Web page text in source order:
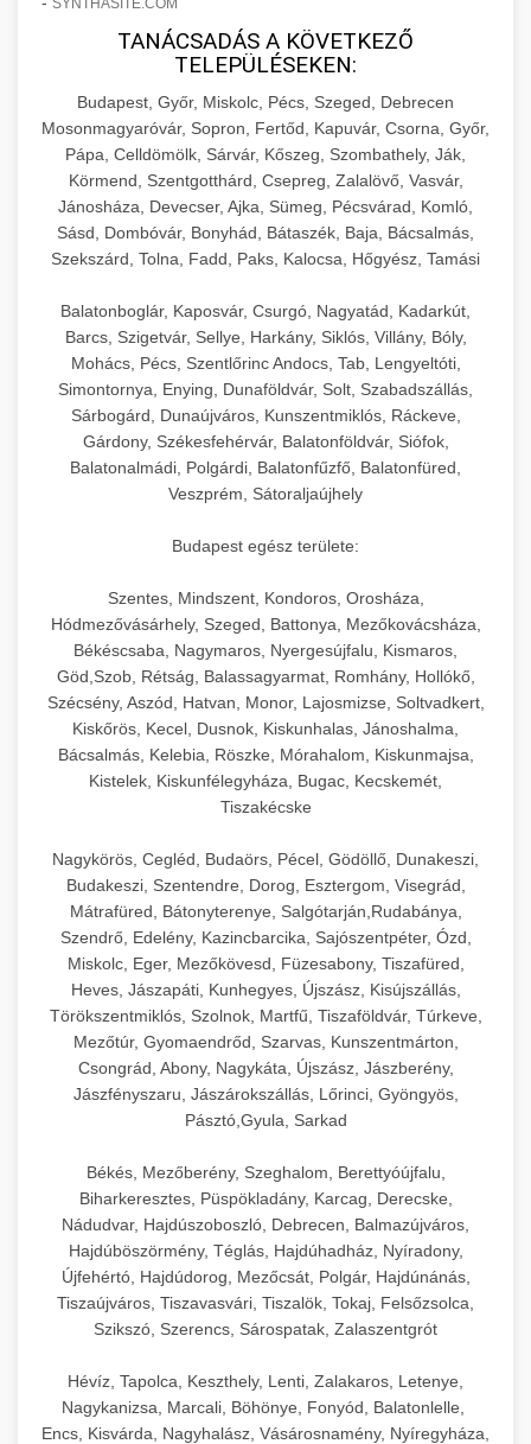
hőmérséklet-szabályozással.
chef-iparikonyhagepek.hu
kereskedelmi sütősütő
Professzionális hűtőegységek és hűtőkamrák
kereskedelmi konyhák számára.
Energiahatékony hűtési megoldások nagy
kapacitással.
chef-iparikonyhagepek.hu
kereskedelmi hűtőegység
💧 26. Ipari Mosogatógép
Kereskedelmi mosogatóberendezések nagy
forgalmú éttermi műveletekhez. Gyors tisztítási
ciklusok fertőtlenítési képességekkel.
chef-iparikonyhagepek.hu
kereskedelmi mosogatógép
🧀 27. Ipari Sajtreszelő Gép +
Ipari sajtreszelők és aprítógépek kereskedelmi
élelmiszer-előkészítéshez. Különböző reszelési
méretek különböző alkalmazásokhoz.
chef-iparikonyhagepek.hu
kereskedelmi sajtreszelő
🍳 28. Nagykonyhai
+
Teljes körű nagykonyhai berendezések és
professzionális vendéglátóipari kellékek.
Minden, ami szükséges éttermi és catering
műveletekhez.
chef-iparikonyhagepek.hu
SYNTHASITE.COM
TANÁCSADÁS A KÖVETKEZŐ
TELEPÜLÉSEKEN:
Budapest, Győr, Miskolc, Pécs, Szeged, Debrecen
Mosonmagyaróvár, Sopron, Fertőd, Kapuvár, Csorna, Győr,
Pápa, Celldömölk, Sárvár, Kőszeg, Szombathely, Ják,
Körmend, Szentgotthárd, Csepreg, Zalalövő, Vasvár,
Jánosháza, Devecser, Ajka, Sümeg, Pécsvárad, Komló,
Sásd, Dombóvár, Bonyhád, Bátaszék, Baja, Bácsalmás,
Szekszárd, Tolna, Fadd, Paks, Kalocsa, Hőgyész, Tamási
Balatonboglár, Kaposvár, Csurgó, Nagyatád, Kadarkút,
Barcs, Szigetvár, Sellye, Harkány, Siklós, Villány, Bóly,
Mohács, Pécs, Szentlőrinc Andocs, Tab, Lengyeltóti,
Simontornya, Enying, Dunaföldvár, Solt, Szabadszállás,
Sárbogárd, Dunaújváros, Kunszentmiklós, Ráckeve,
Gárdony, Székesfehérvár, Balatonföldvár, Siófok,
Balatonalmádi, Polgárdi, Balatonfűzfő, Balatonfüred,
Veszprém, Sátoraljaújhely
Budapest egész területe:
Szentes, Mindszent, Kondoros, Orosháza,
Hódmezővásárhely, Szeged, Battonya, Mezőkovácsháza,
Békéscsaba, Nagymaros, Nyergesújfalu, Kismaros,
Göd,Szob, Rétság, Balassagyarmat, Romhány, Hollókő,
Szécsény, Aszód, Hatvan, Monor, Lajosmizse, Soltvadkert,
Kiskőrös, Kecel, Dusnok, Kiskunhalas, Jánoshalma,
Bácsalmás, Kelebia, Röszke, Mórahalom, Kiskunmajsa,
Kistelek, Kiskunfélegyháza, Bugac, Kecskemét,
Tiszakécske
Nagykörös, Cegléd, Budaörs, Pécel, Gödöllő, Dunakeszi,
Budakeszi, Szentendre, Dorog, Esztergom, Visegrád,
Mátrafüred, Bátonyterenye, Salgótarján,Rudabánya,
Szendrő, Edelény, Kazincbarcika, Sajószentpéter, Ózd,
Miskolc, Eger, Mezőkövesd, Füzesabony, Tiszafüred,
Heves, Jászapáti, Kunhegyes, Újszász, Kisújszállás,
Törökszentmiklós, Szolnok, Martfű, Tiszaföldvár, Túrkeve,
Mezőtúr, Gyomaendrőd, Szarvas, Kunszentmárton,
Csongrád, Abony, Nagykáta, Újszász, Jászberény,
Jászfényszaru, Jászárokszállás, Lőrinci, Gyöngyös,
Pásztó,Gyula, Sarkad
Békés, Mezőberény, Szeghalom, Berettyóújfalu,
Biharkeresztes, Püspökladány, Karcag, Derecske,
Nádudvar, Hajdúszoboszló, Debrecen, Balmazújváros,
Hajdúböszörmény, Téglás, Hajdúhadház, Nyíradony,
Újfehértó, Hajdúdorog, Mezőcsát, Polgár, Hajdúnánás,
Tiszaújváros, Tiszavasvári, Tiszalök, Tokaj, Felsőzsolca,
Szikszó, Szerencs, Sárospatak, Zalaszentgrót
Hévíz, Tapolca, Keszthely, Lenti, Zalakaros, Letenye,
Nagykanizsa, Marcali, Böhönye, Fonyód, Balatonlelle,
Encs, Kisvárda, Nagyhalász, Vásárosnamény, Nyíregyháza,